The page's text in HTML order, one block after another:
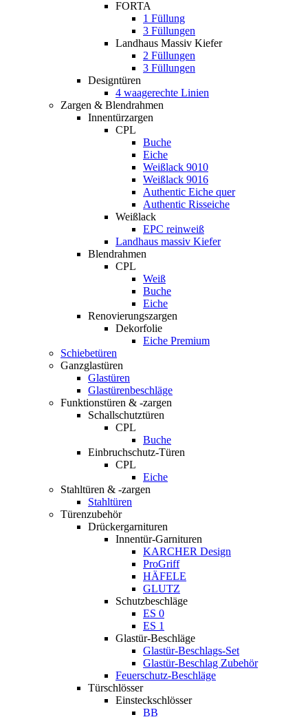
FORTA
1 Füllung
3 Füllungen
Landhaus Massiv Kiefer
2 Füllungen
3 Füllungen
Designtüren
4 waagerechte Linien
Zargen & Blendrahmen
Innentürzargen
CPL
Buche
Eiche
Weißlack 9010
Weißlack 9016
Authentic Eiche quer
Authentic Risseiche
Weißlack
EPC reinweiß
Landhaus massiv Kiefer
Blendrahmen
CPL
Weiß
Buche
Eiche
Renovierungszargen
Dekorfolie
Eiche Premium
Schiebetüren
Ganzglastüren
Glastüren
Glastürenbeschläge
Funktionstüren & -zargen
Schallschutztüren
CPL
Buche
Einbruchschutz-Türen
CPL
Eiche
Stahltüren & -zargen
Stahltüren
Türenzubehör
Drückergarnituren
Innentür-Garnituren
KARCHER Design
ProGriff
HÄFELE
GLUTZ
Schutzbeschläge
ES 0
ES 1
Glastür-Beschläge
Glastür-Beschlags-Set
Glastür-Beschlag Zubehör
Feuerschutz-Beschläge
Türschlösser
Einsteckschlösser
BB